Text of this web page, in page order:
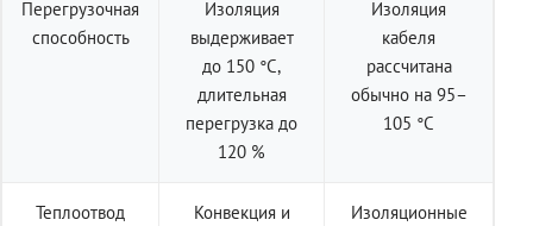
Перегрузочная
способность
Изоляция
выдерживает
до 150 °C,
длительная
перегрузка до
120 %
Изоляция
кабеля
рассчитана
обычно на 95–
105 °C
Теплоотвод
Конвекция и
Изоляционные